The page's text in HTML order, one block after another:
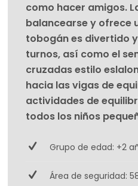
como hacer amigos.
balancearse y ofrece
tobogán es divertido
turnos, así como el
cruzadas estilo
hacia las vigas de
actividades de
todos los niños
Grupo de edad: +2
Área de seguridad: